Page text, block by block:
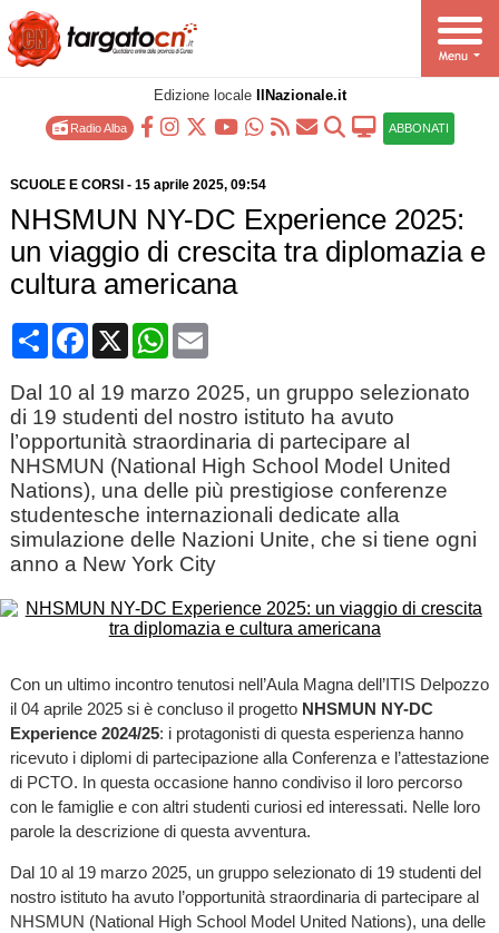
Edizione locale IlNazionale.it
Radio Alba ABBONATI
SCUOLE E CORSI - 15 aprile 2025, 09:54
NHSMUN NY-DC Experience 2025:
un viaggio di crescita tra diplomazia e
cultura americana
CondividiFacebook
X WhatsApp
Email
Dal 10 al 19 marzo 2025, un gruppo selezionato
di 19 studenti del nostro istituto ha avuto
l’opportunità straordinaria di partecipare al
NHSMUN (National High School Model United
Nations), una delle più prestigiose conferenze
studentesche internazionali dedicate alla
simulazione delle Nazioni Unite, che si tiene ogni
anno a New York City
Con un ultimo incontro tenutosi nell’Aula Magna dell’ITIS Delpozzo
il 04 aprile 2025 si è concluso il progetto NHSMUN NY-DC
Experience 2024/25: i protagonisti di questa esperienza hanno
ricevuto i diplomi di partecipazione alla Conferenza e l’attestazione
di PCTO. In questa occasione hanno condiviso il loro percorso
con le famiglie e con altri studenti curiosi ed interessati. Nelle loro
parole la descrizione di questa avventura.
Dal 10 al 19 marzo 2025, un gruppo selezionato di 19 studenti del
nostro istituto ha avuto l’opportunità straordinaria di partecipare al
NHSMUN (National High School Model United Nations), una delle